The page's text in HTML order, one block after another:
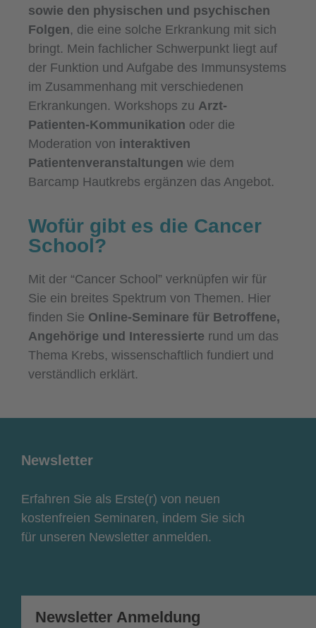
sowie den physischen und psychischen
Folgen, die eine solche Erkrankung mit sich
bringt. Mein fachlicher Schwerpunkt liegt auf
der Funktion und Aufgabe des Immunsystems
im Zusammenhang mit verschiedenen
Erkrankungen. Workshops zu Arzt-
Patienten-Kommunikation oder die
Moderation von interaktiven
Patientenveranstaltungen wie dem
Barcamp Hautkrebs ergänzen das Angebot.
Wofür gibt es die Cancer
School?
Mit der “Cancer School” verknüpfen wir für
Sie ein breites Spektrum von Themen. Hier
finden Sie Online-Seminare für Betroffene,
Angehörige und Interessierte rund um das
Thema Krebs, wissenschaftlich fundiert und
verständlich erklärt.
Newsletter
Erfahren Sie als Erste(r) von neuen
kostenfreien Seminaren, indem Sie sich
für unseren Newsletter anmelden.
Newsletter Anmeldung